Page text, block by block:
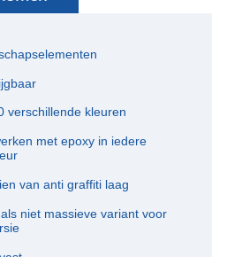
verschillende kleuren
met epoxy in iedere
van anti graffiti laag
niet massieve variant voor